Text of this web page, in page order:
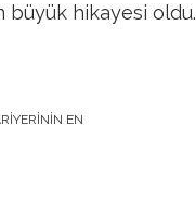
büyük hikayesi oldu.
EN